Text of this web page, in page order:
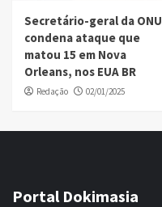
Secretário-geral da ONU
condena ataque que
matou 15 em Nova
Orleans, nos EUA BR
Redação 02/01/2025
Portal Dokimasia